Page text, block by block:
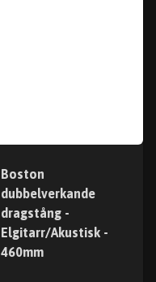
Boston
dubbelverkande
dragstång -
Elgitarr/Akustisk -
460mm